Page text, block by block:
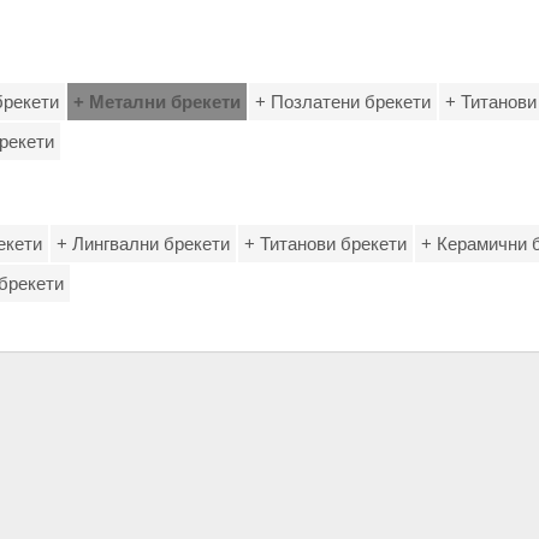
+ Метални брекети + Позлатени брекети
+
+ Лингвални брекети + Титанови брекети
+ Керамични